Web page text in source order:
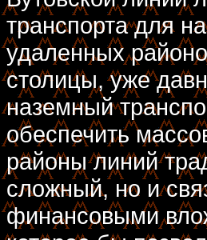
транспорта для
удаленных
столицы, уже
наземный
обеспечить
районы линий
сложный, но и
финансовыми